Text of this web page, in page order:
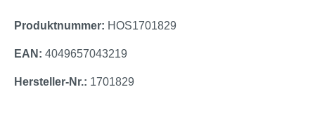
Produktnummer: HOS1701829
EAN: 4049657043219
Hersteller-Nr.: 1701829